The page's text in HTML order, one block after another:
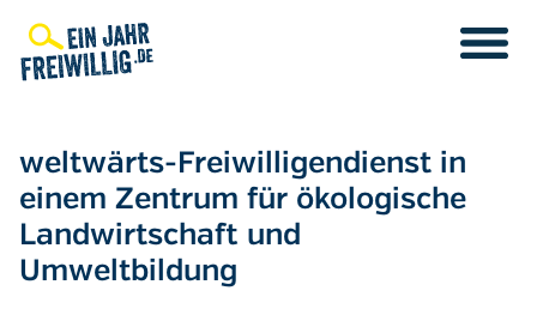
zum
Inhalt
weltwärts-Freiwilligendienst in
einem Zentrum für ökologische
Landwirtschaft und
Umweltbildung